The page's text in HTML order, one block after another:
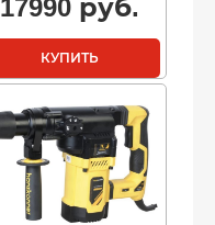
17990 руб.
КУПИТЬ